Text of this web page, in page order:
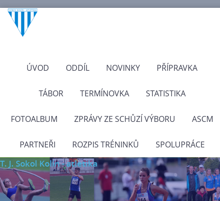
ÚVOD ODDÍL NOVINKY PŘÍPRAVKA
TÁBOR TERMÍNOVKA STATISTIKA
FOTOALBUM ZPRÁVY ZE SCHŮZÍ VÝBORU ASCM
PARTNEŘI ROZPIS TRÉNINKŮ SPOLUPRÁCE
T. J. Sokol Kolín - atletika